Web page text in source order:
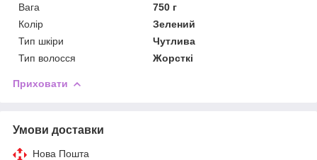
Вага
750 г
Колір
Зелений
Тип шкіри
Чутлива
Тип волосся
Жорсткі
Приховати
Умови доставки
Нова Пошта